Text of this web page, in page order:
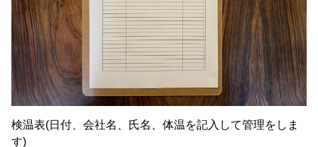
検温表(日付、会社名、氏名、体温を記入して管理をしま
す)